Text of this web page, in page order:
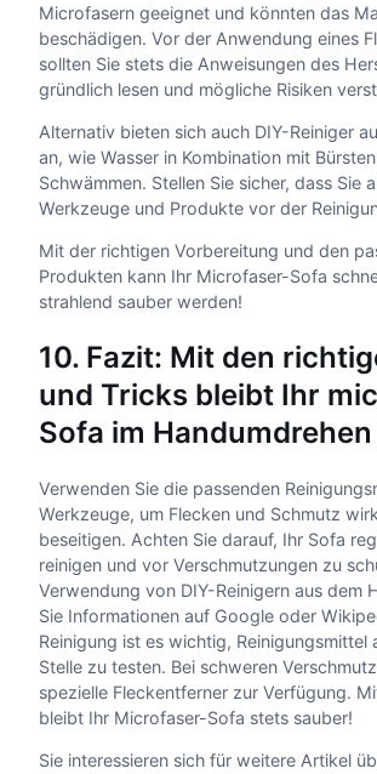
Microfasern geeignet und könnten das
beschädigen. Vor der Anwendung eines
sollten Sie stets die Anweisungen des
gründlich lesen und mögliche Risiken
Alternativ bieten sich auch DIY-Reiniger
an, wie Wasser in Kombination mit
Schwämmen. Stellen Sie sicher, dass Sie
Werkzeuge und Produkte vor der
Mit der richtigen Vorbereitung und den
Produkten kann Ihr Microfaser-Sofa
strahlend sauber werden!
10. Fazit: Mit den
und Tricks bleibt Ihr
Sofa im
Verwenden Sie die passenden
Werkzeuge, um Flecken und Schmutz
beseitigen. Achten Sie darauf, Ihr Sofa
reinigen und vor Verschmutzungen zu
Verwendung von DIY-Reinigern aus dem
Sie Informationen auf Google oder
Reinigung ist es wichtig, Reinigungsmittel
Stelle zu testen. Bei schweren
spezielle Fleckentferner zur Verfügung.
bleibt Ihr Microfaser-Sofa stets sauber!
Sie interessieren sich für weitere Artikel